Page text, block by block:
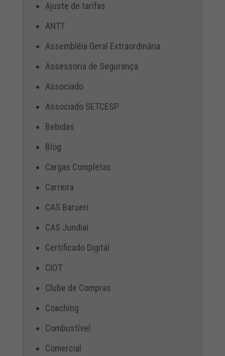
Ajuste de tarifas
ANTT
Assembléia Geral Extraordinária
Assessoria de Segurança
Associado
Associado SETCESP
Bebidas
Blog
Cargas Completas
Carreira
CAS Barueri
CAS Jundiaí
Certificado Digital
CIOT
Clube de Compras
Coaching
Combustível
Comercial